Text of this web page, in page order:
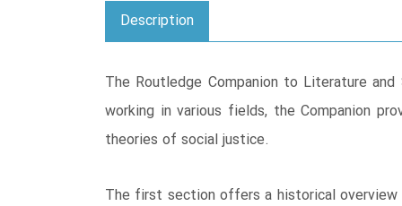
Description
The Routledge Companion to Literature
working in various fields, the Companion
theories of social justice.
The first section offers a historical